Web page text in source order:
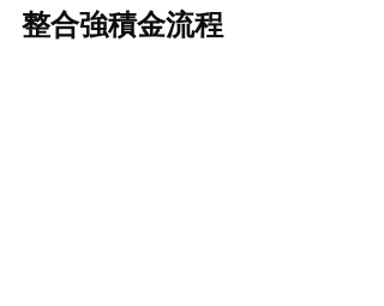
整合強積金流程